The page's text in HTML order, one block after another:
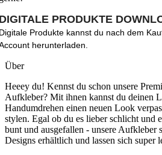
PRODUKTE
Produkte kannst du nach dem
herunterladen.
Über
Heeey du! Kennst du schon unsere
Aufkleber? Mit ihnen kannst du deinen
Handumdrehen einen neuen Look
stylen. Egal ob du es lieber schlicht und
bunt und ausgefallen - unsere Aufkleber
Designs erhältlich und lassen sich super